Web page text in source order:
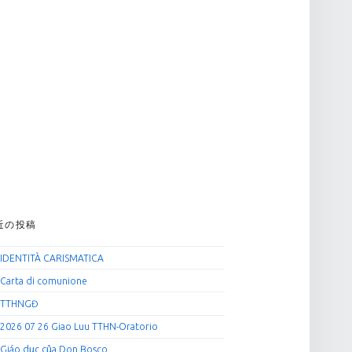
の投稿
IDENTITÀ CARISMATICA
Carta di comunione
TTHNGĐ
2026 07 26 Giao Luu TTHN-Oratorio
Giáo dục của Don Bosco